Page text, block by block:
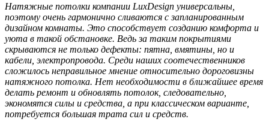
Натяжные потолки компании LuxDesign универсальны,
поэтому очень гармонично сливаются с запланированным
дизайном комнаты. Это способствует созданию комфорта и
уюта в такой обстановке. Ведь за таким покрытиями
скрываются не только дефекты: пятна, вмятины, но и
кабели, электропровода. Среди наших соотечественников
сложилось неправильное мнение относительно дороговизны
натяжного потолка. Нет необходимости в ближайшее время
делать ремонт и обновлять потолок, следовательно,
экономятся силы и средства, а при классическом варианте,
потребуется большая трата сил и средств.